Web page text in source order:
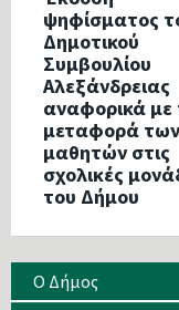
ψηφίσματος
Δημοτικού
Συμβουλίου
Αλεξάνδρειας
αναφορικά με
μεταφορά των
μαθητών στις
σχολικές
του Δήμου
Ο Δήμος